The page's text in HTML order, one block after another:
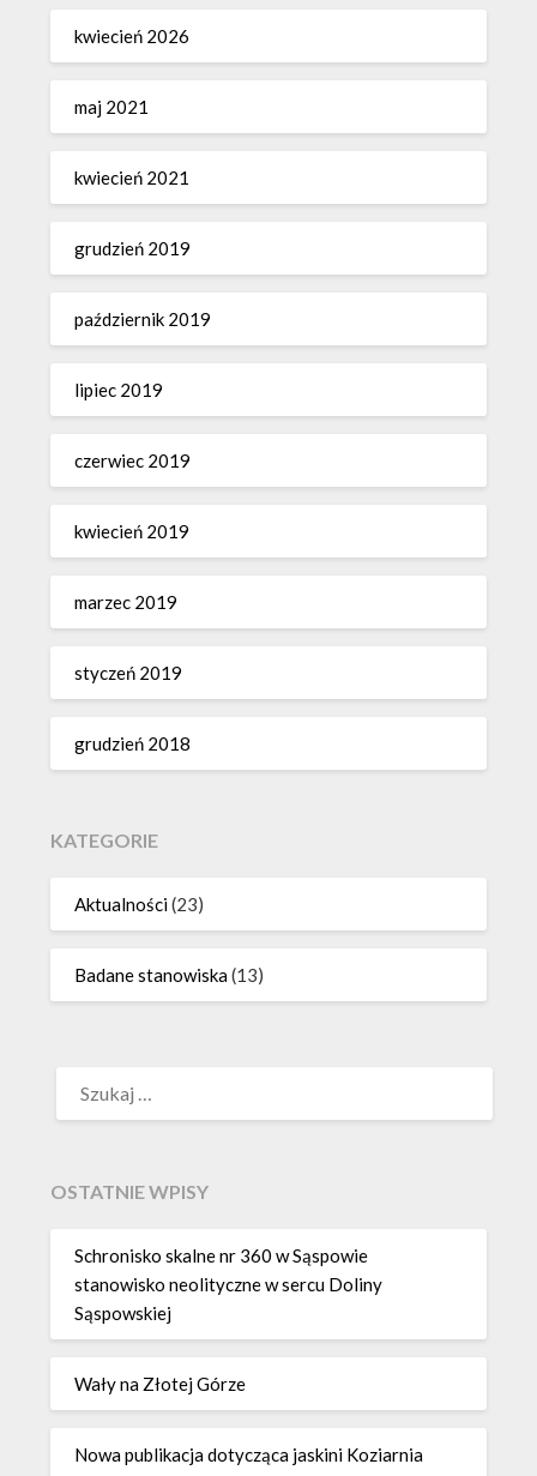
kwiecień 2026
maj 2021
kwiecień 2021
grudzień 2019
październik 2019
lipiec 2019
czerwiec 2019
kwiecień 2019
marzec 2019
styczeń 2019
grudzień 2018
KATEGORIE
Aktualności(23)
Badane stanowiska(13)
OSTATNIE WPISY
Schronisko skalne nr 360 w Sąspowie
stanowisko neolityczne w sercu Doliny
Sąspowskiej
Wały na Złotej Górze
Nowa publikacja dotycząca jaskini Koziarnia